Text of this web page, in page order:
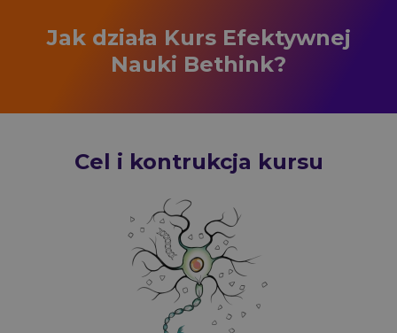
Jak działa Kurs Efektywnej
Nauki Bethink?
Cel i kontrukcja kursu